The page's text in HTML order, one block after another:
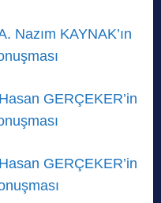
Nazım KAYNAK’ın
GERÇEKER’in
GERÇEKER’in